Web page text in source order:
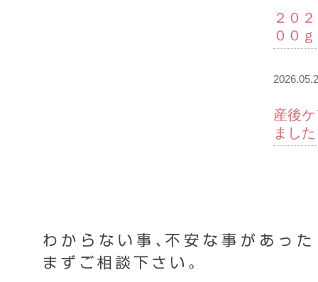
２０
００
産後
まし